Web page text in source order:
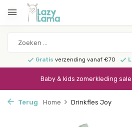
Gratis verzending vanaf €70
Baby & kids zomerkleding sale
Terug Home Drinkfles Joy